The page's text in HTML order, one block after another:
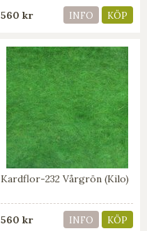
560 kr INFO KÖP
Kardflor-232 Vårgrön (Kilo)
560 kr INFO KÖP